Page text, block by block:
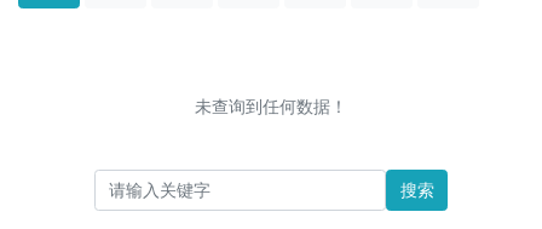
未查询到任何数据！
搜索